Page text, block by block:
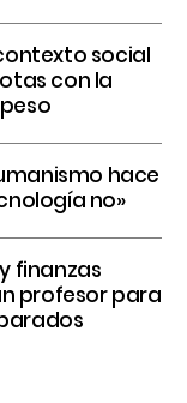
social
con la
hace
no»
finanzas
profesor para